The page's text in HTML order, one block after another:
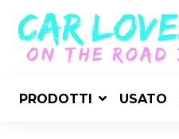
PRODOTTI USATO